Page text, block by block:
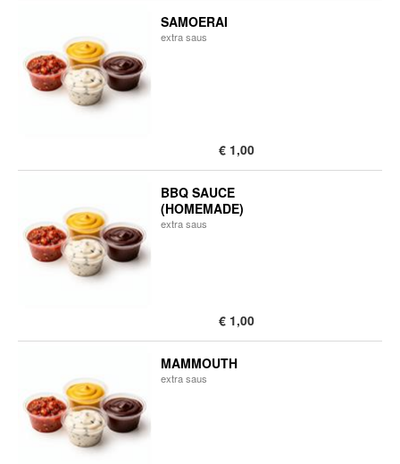
SAMOERAI
​extra saus
€ 1,00
BBQ SAUCE
(HOMEMADE)
​extra saus
€ 1,00
MAMMOUTH
​extra saus